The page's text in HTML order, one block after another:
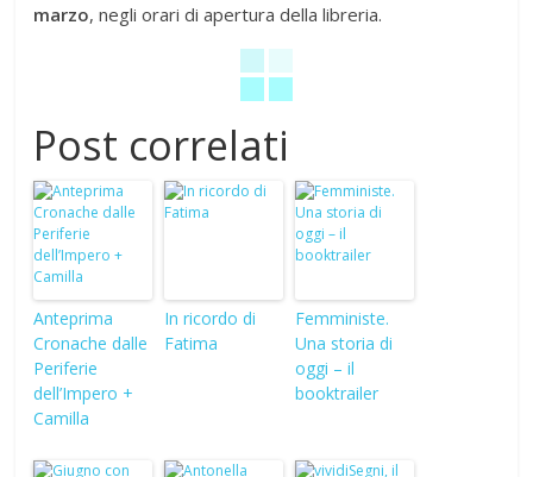
marzo, negli orari di apertura della libreria.
Post correlati
Anteprima
Cronache dalle
Periferie
dell’Impero +
Camilla
In ricordo di
Fatima
Femministe.
Una storia di
oggi – il
booktrailer